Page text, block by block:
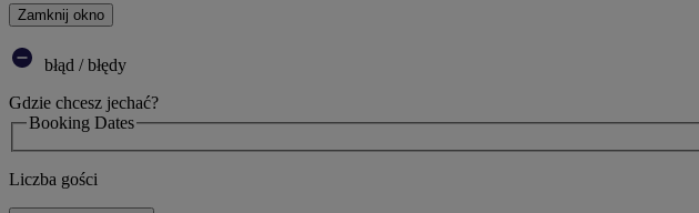
Zamknij okno
błąd / błędy
Gdzie chcesz jechać?
Booking Dates
Liczba gości